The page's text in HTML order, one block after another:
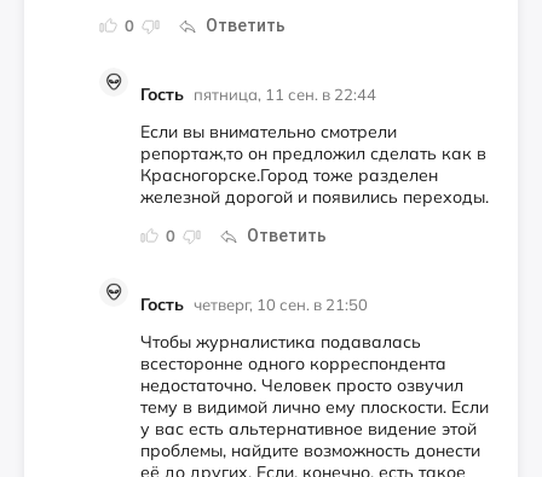
0 Ответить
Гость пятница, 11 сен. в 22:44
0 Ответить
Если вы внимательно смотрели
репортаж,то он предложил сделать как в
Красногорске.Город тоже разделен
железной дорогой и появились переходы.
Гость четверг, 10 сен. в 21:50
Чтобы журналистика подавалась
всесторонне одного корреспондента
недостаточно. Человек просто озвучил
тему в видимой лично ему плоскости. Если
у вас есть альтернативное видение этой
проблемы, найдите возможность донести
её до других. Если, конечно, есть такое